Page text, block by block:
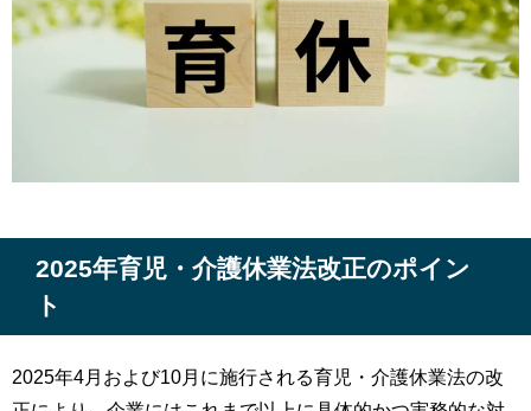
2025年育児・介護休業法改正のポイン
ト
2025年4月および10月に施行される育児・介護休業法の改